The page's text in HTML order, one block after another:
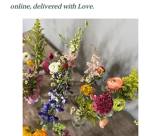
online, delivered with Love.